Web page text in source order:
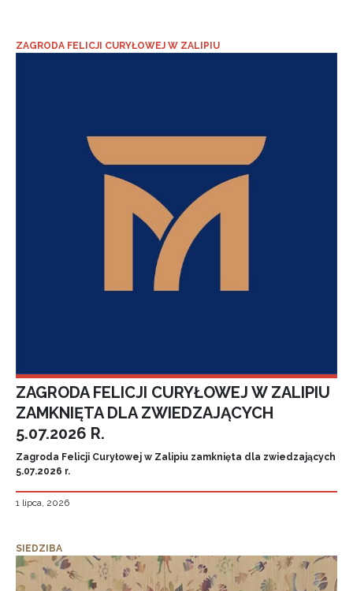
ZAGRODA FELICJI CURYŁOWEJ W ZALIPIU
ZAGRODA FELICJI CURYŁOWEJ W ZALIPIU
ZAMKNIĘTA DLA ZWIEDZAJĄCYCH
5.07.2026 R.
Zagroda Felicji Curyłowej w Zalipiu zamknięta dla zwiedzających
5.07.2026 r.
1 lipca, 2026
SIEDZIBA